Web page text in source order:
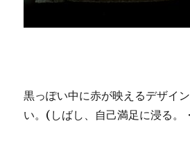
黒っぽい中に赤が映えるデザイ
い。(しばし、自己満足に浸る。